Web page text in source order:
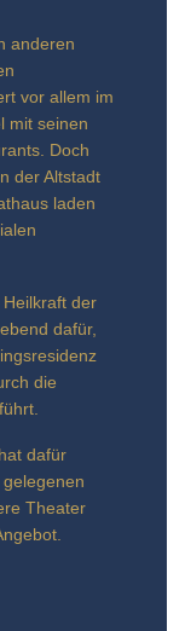
anderen
vor allem im
mit seinen
Doch
der Altstadt
laden
der
dafür,
die
dafür
Theater